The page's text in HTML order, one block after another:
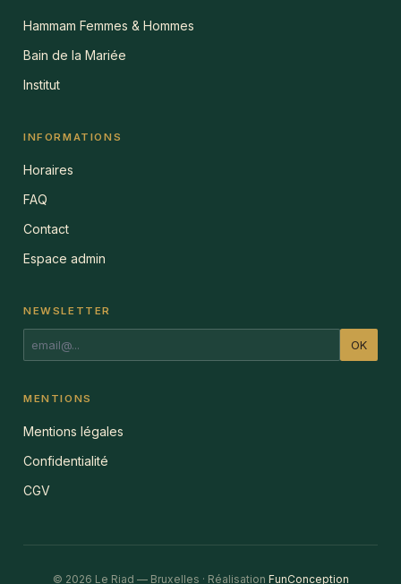
Hammam Femmes & Hommes
Bain de la Mariée
Institut
INFORMATIONS
Horaires
FAQ
Contact
Espace admin
NEWSLETTER
OK
MENTIONS
Mentions légales
Confidentialité
CGV
© 2026 Le Riad — Bruxelles · Réalisation FunConception